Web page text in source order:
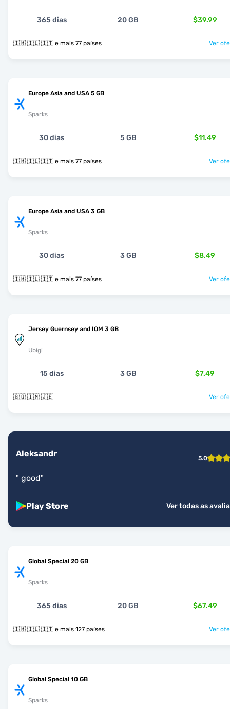
365 dias 20 GB $39.99
🇮🇲 🇮🇱 🇮🇹 e mais 77 países Ver
Europe Asia and USA 5 GB
Sparks
30 dias 5 GB $11.49
🇮🇲 🇮🇱 🇮🇹 e mais 77 países Ver
Europe Asia and USA 3 GB
Sparks
30 dias 3 GB $8.49
🇮🇲 🇮🇱 🇮🇹 e mais 77 países Ver
Jersey Guernsey and IOM 3 GB
Ubigi
15 dias 3 GB $7.49
🇬🇬 🇮🇲 🇯🇪 Ver
Aleksandr 5.0
" good"
Play Store Ver todas as
Global Special 20 GB
Sparks
365 dias 20 GB $67.49
🇮🇲 🇮🇱 🇮🇹 e mais 127 países Ver
Global Special 10 GB
Sparks